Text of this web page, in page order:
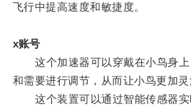
飞行中提高速度和敏捷度。
x账号
这个加速器可以穿戴在小鸟身上
和需要进行调节，从而让小鸟更加灵
这个装置可以通过智能传感器实